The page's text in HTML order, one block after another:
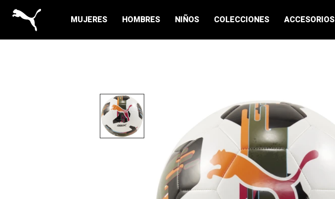
MUJERES HOMBRES NIÑOS COLECCIONES ACCESORIOS